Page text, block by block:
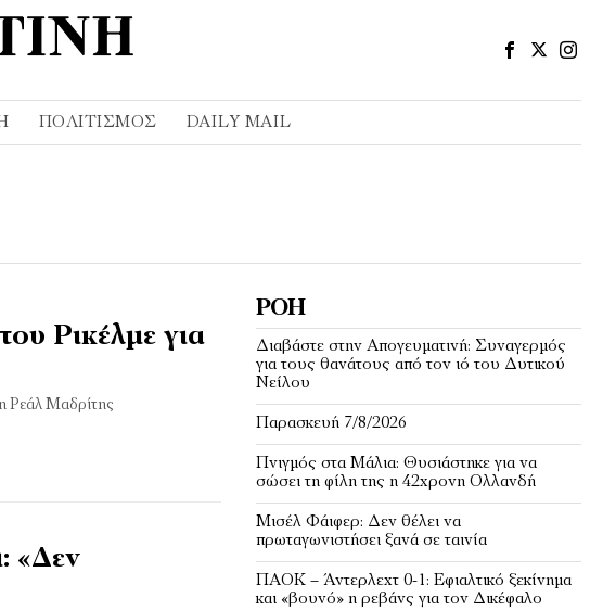
ΠΟΛΙΤΙΣΜΌΣ DAILY MAIL
Ρικέλμε για
Ρεάλ Μαδρίτης
«Δεν
ΡΟΉ
Διαβάστε στην Απογευματινή: Συναγερμός
για τους θανάτους από τον ιό του Δυτικού
Νείλου
Παρασκευή 7/8/2026
Πνιγμός στα Μάλια: Θυσιάστηκε για να
σώσει τη φίλη της η 42χρονη Ολλανδή
Μισέλ Φάιφερ: Δεν θέλει να
πρωταγωνιστήσει ξανά σε ταινία
ΠΑΟΚ – Άντερλεχτ 0-1: Εφιαλτικό ξεκίνημα
και «βουνό» η ρεβάνς για τον Δικέφαλο